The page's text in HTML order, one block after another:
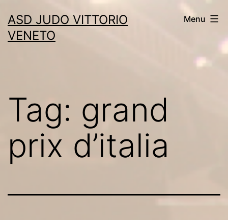
to
content
ASD JUDO VITTORIO
VENETO
Menu
Tag: grand
prix d’italia